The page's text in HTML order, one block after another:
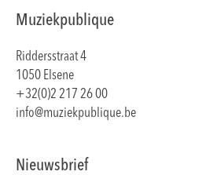
Muziekpublique
Riddersstraat 4
1050 Elsene
+32(0)2 217 26 00
info@muziekpublique.be
Nieuwsbrief